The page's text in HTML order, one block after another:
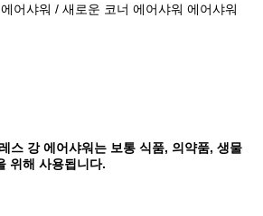
어샤워 / 새로운 코너 에어샤워 에어샤워
스 강 에어샤워는 보통 식품, 의약품, 생물
위해 사용됩니다.